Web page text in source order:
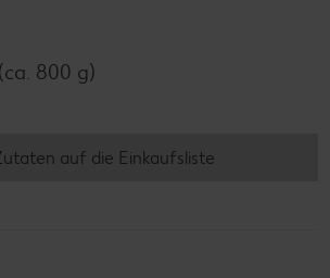
800 g)
auf die Einkaufsliste